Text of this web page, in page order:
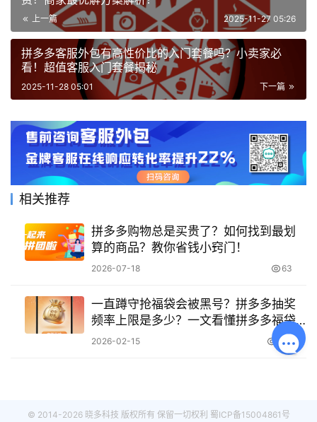
上一篇 2025-11-27 05:26
拼多多客服外包有高性价比的入门套餐吗？小卖家必
看！超值客服入门套餐揭秘
下一篇
2025-11-28 05:01
相关推荐
拼多多购物总是买贵了？如何找到最划
算的商品？教你省钱小窍门！
2026-07-18 63
一直蹲守抢福袋会被黑号？拼多多抽奖
频率上限是多少？一文看懂拼多多福袋
攻略！
2026-02-15 501
© 2014-2026 晓多科技 版权所有 保留一切权利 蜀ICP备15004861号